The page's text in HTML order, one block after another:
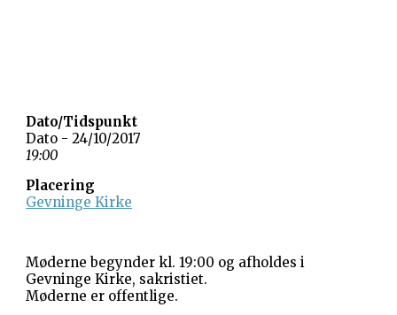
Dato/Tidspunkt
Dato - 24/10/2017
19:00
Placering
Gevninge Kirke
Møderne begynder kl. 19:00 og afholdes i
Gevninge Kirke, sakristiet.
Møderne er offentlige.